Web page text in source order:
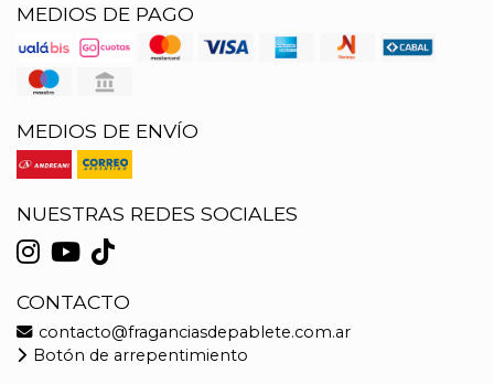
MEDIOS DE PAGO
MEDIOS DE ENVÍO
NUESTRAS REDES SOCIALES
CONTACTO
contacto@fraganciasdepablete.com.ar
Botón de arrepentimiento